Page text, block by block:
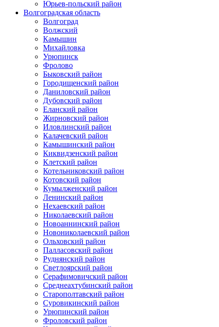
Юрьев-польский район
Волгоградская область
Волгоград
Волжский
Камышин
Михайловка
Урюпинск
Фролово
Быковский район
Городищенский район
Даниловский район
Дубовский район
Еланский район
Жирновский район
Иловлинский район
Калачевский район
Камышинский район
Киквидзенский район
Клетский район
Котельниковский район
Котовский район
Кумылженский район
Ленинский район
Нехаевский район
Николаевский район
Новоаннинский район
Новониколаевский район
Ольховский район
Палласовский район
Руднянский район
Светлоярский район
Серафимовичский район
Среднеахтубинский район
Старополтавский район
Суровикинский район
Урюпинский район
Фроловский район